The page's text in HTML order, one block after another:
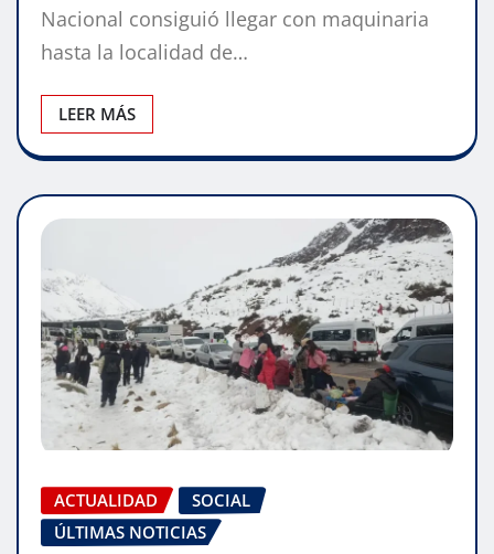
Nacional consiguió llegar con maquinaria
hasta la localidad de…
LEER MÁS
ACTUALIDAD
SOCIAL
ÚLTIMAS NOTICIAS